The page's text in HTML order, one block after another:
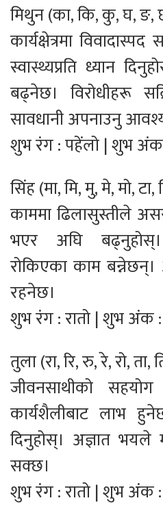
मिथुन (का, कि, कु, घ, ङ,
कार्यक्षेत्रमा
स्वास्थ्यप्रति ध्यान
बढ्नेछ। विरोधीहरू
सावधानी अपनाउनु
शुभ रंग : पहेंलो | शुभ
सिंह (मा, मि, मु, मे, मो, टा,
काममा ढिलासुस्तीले
भएर अघि
रोकिएका काम बन्नेछन्।
रहनेछ।
शुभ रंग : रातो | शुभ अंक
तुला (रा, रि, रु, रे, रो, ता,
जीवनसाथीको
कार्यशैलीबाट लाभ
दिनुहोस्। अज्ञात भयले
सक्छ।
शुभ रंग : रातो | शुभ अंक